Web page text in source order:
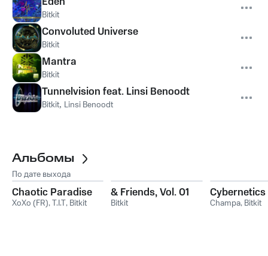
Bitkit
Convoluted Universe
Bitkit
Mantra
Bitkit
Tunnelvision feat. Linsi Benoodt
Bitkit, Linsi Benoodt
Альбомы
По дате выхода
Chaotic Paradise
XoXo (FR),T.I.T, Bitkit
& Friends, Vol. 01
Bitkit
Cybernetics
Champa, Bitkit